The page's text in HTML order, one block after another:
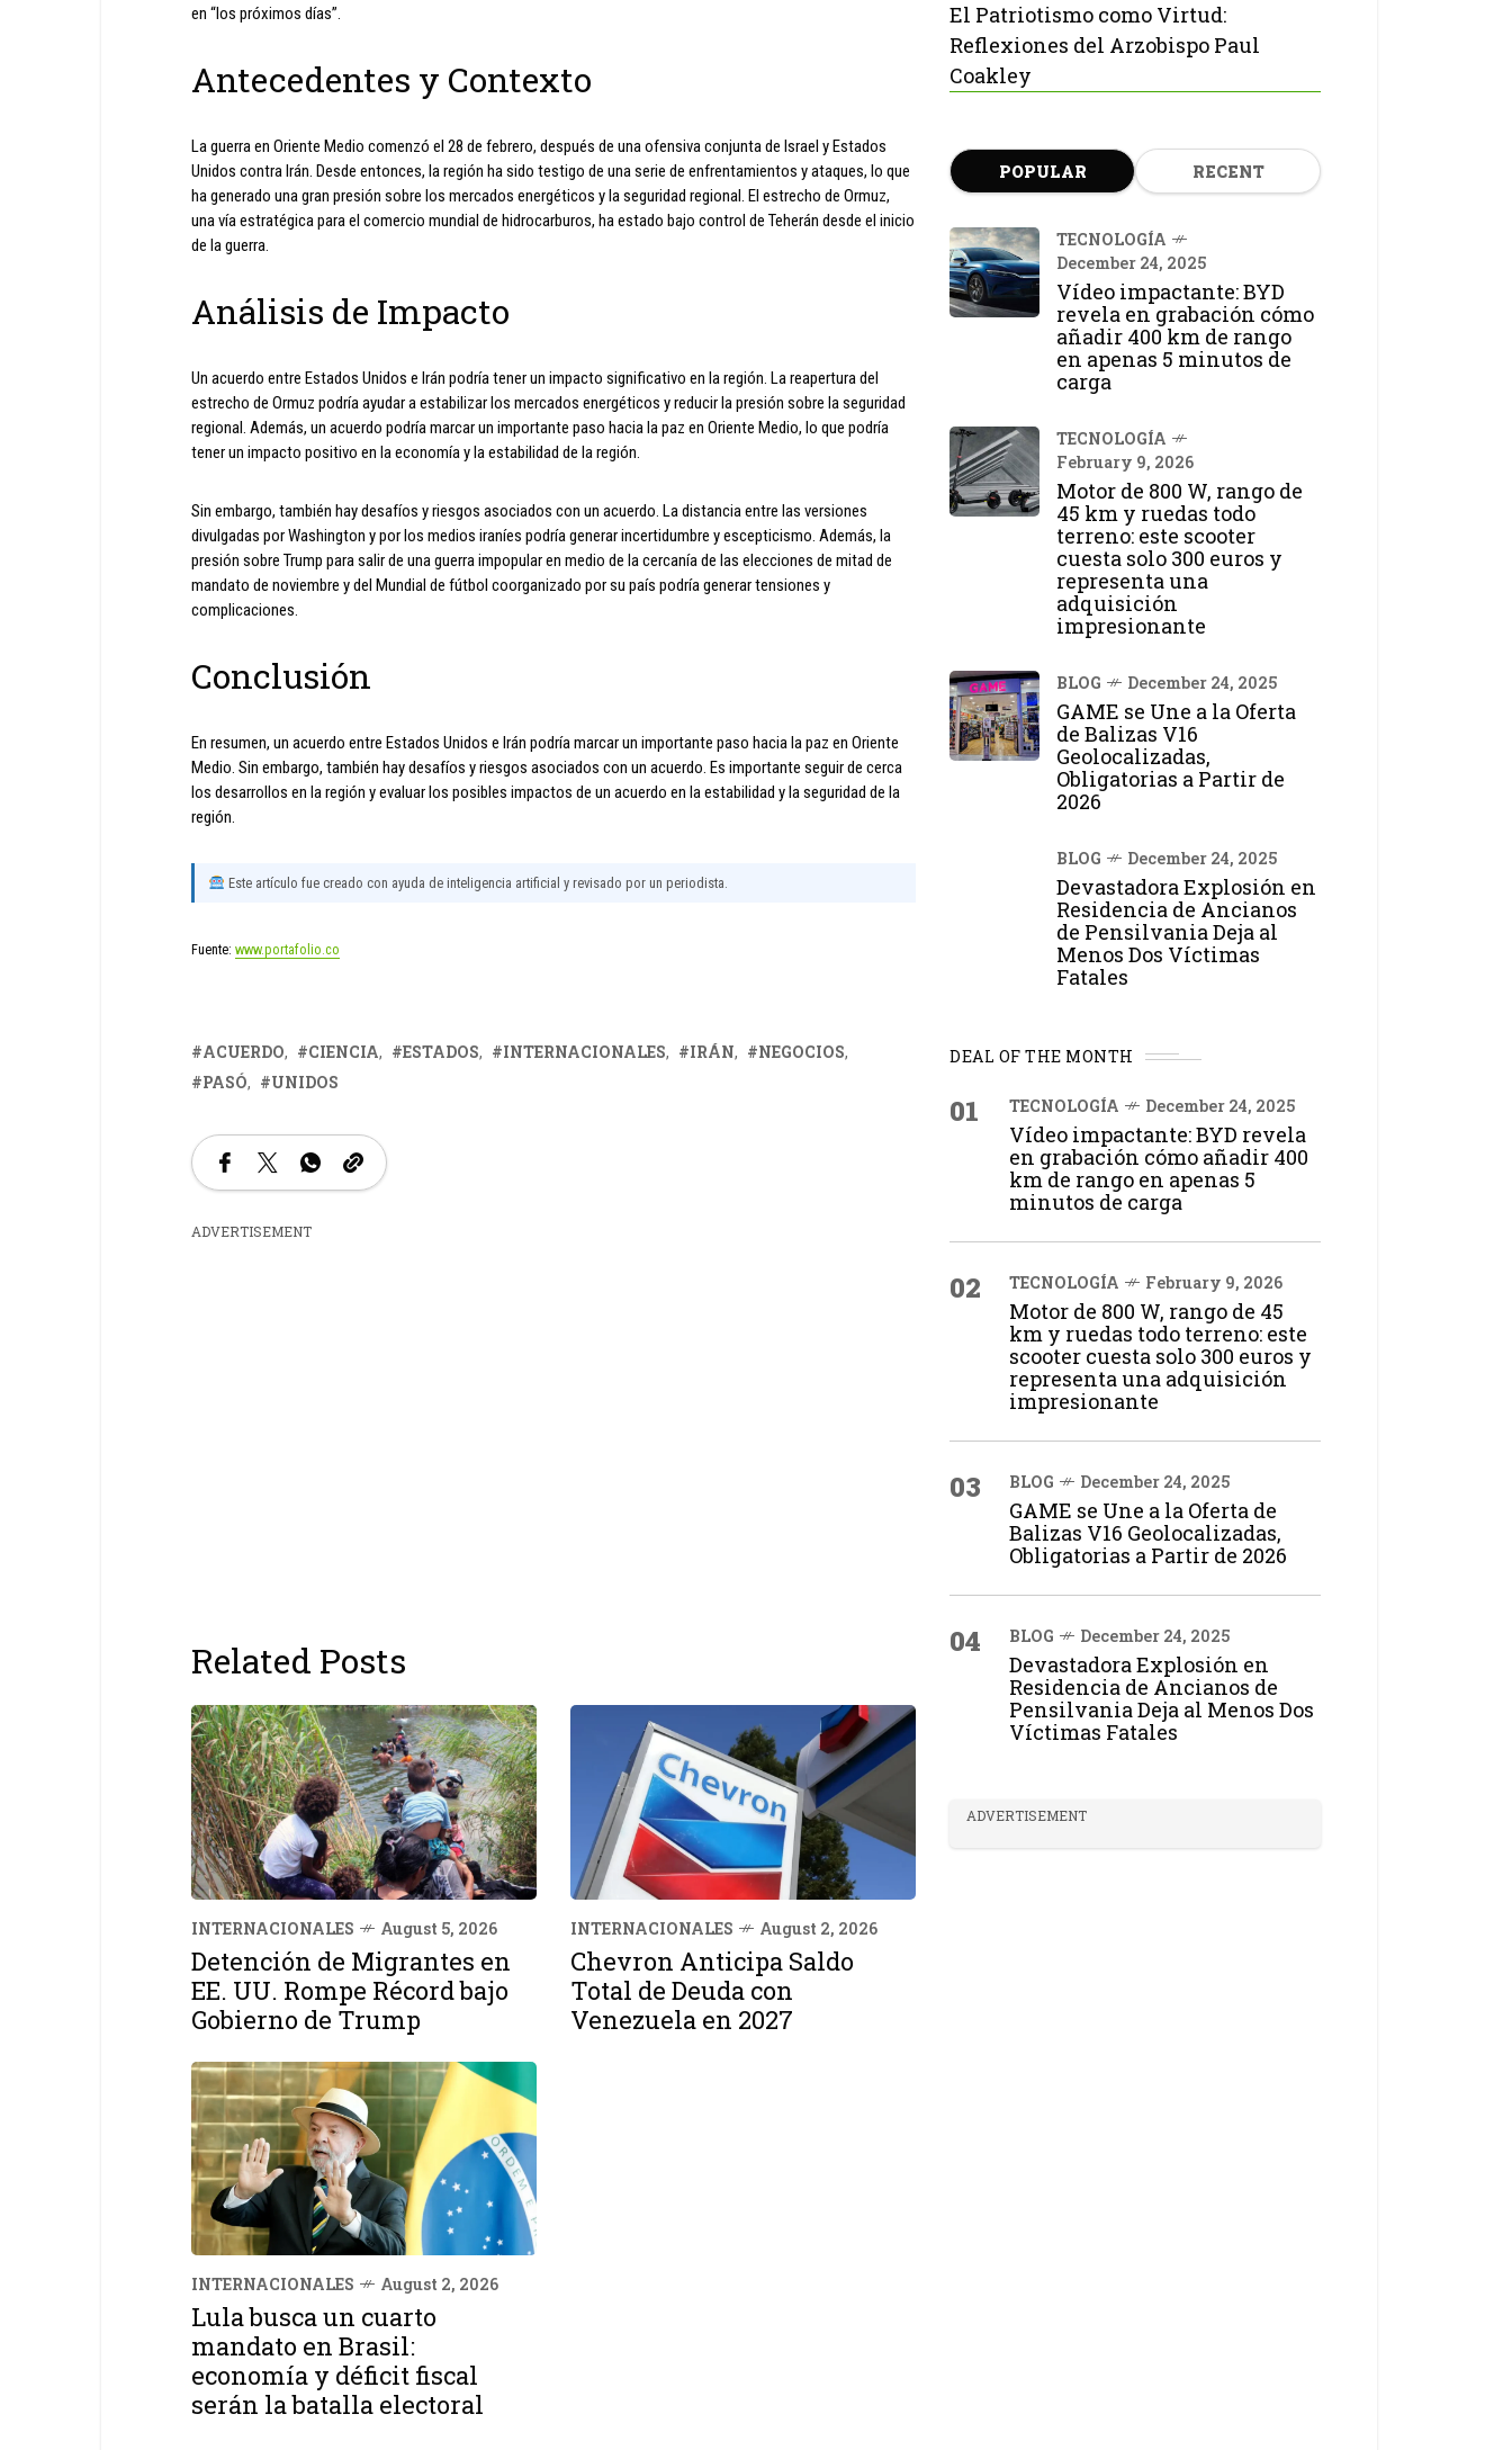
en “los próximos días”.
Antecedentes y Contexto
La guerra en Oriente Medio comenzó el 28 de febrero, después de una ofensiva conjunta de Israel y Estados
Unidos contra Irán. Desde entonces, la región ha sido testigo de una serie de enfrentamientos y ataques, lo que
ha generado una gran presión sobre los mercados energéticos y la seguridad regional. El estrecho de Ormuz,
una vía estratégica para el comercio mundial de hidrocarburos, ha estado bajo control de Teherán desde el inicio
de la guerra.
Análisis de Impacto
Un acuerdo entre Estados Unidos e Irán podría tener un impacto significativo en la región. La reapertura del
estrecho de Ormuz podría ayudar a estabilizar los mercados energéticos y reducir la presión sobre la seguridad
regional. Además, un acuerdo podría marcar un importante paso hacia la paz en Oriente Medio, lo que podría
tener un impacto positivo en la economía y la estabilidad de la región.
Sin embargo, también hay desafíos y riesgos asociados con un acuerdo. La distancia entre las versiones
divulgadas por Washington y por los medios iraníes podría generar incertidumbre y escepticismo. Además, la
presión sobre Trump para salir de una guerra impopular en medio de la cercanía de las elecciones de mitad de
mandato de noviembre y del Mundial de fútbol coorganizado por su país podría generar tensiones y
complicaciones.
Conclusión
En resumen, un acuerdo entre Estados Unidos e Irán podría marcar un importante paso hacia la paz en Oriente
Medio. Sin embargo, también hay desafíos y riesgos asociados con un acuerdo. Es importante seguir de cerca
los desarrollos en la región y evaluar los posibles impactos de un acuerdo en la estabilidad y la seguridad de la
región.
Este artículo fue creado con ayuda de inteligencia artificial y revisado por un periodista.
Fuente: www.portafolio.co
ACUERDO CIENCIA ESTADOS INTERNACIONALES IRÁN
NEGOCIOS
PASÓ
UNIDOS
ADVERTISEMENT
Related Posts
INTERNACIONALES August 5, 2026
Detención de Migrantes en
EE. UU. Rompe Récord bajo
Gobierno de Trump
INTERNACIONALES August 2, 2026
Chevron Anticipa Saldo
Total de Deuda con
Venezuela en 2027
INTERNACIONALES August 2, 2026
Lula busca un cuarto
mandato en Brasil:
economía y déficit fiscal
serán la batalla electoral
El Patriotismo como Virtud:
Reflexiones del Arzobispo Paul
Coakley
POPULAR RECENT
TECNOLOGÍA
December 24, 2025
Vídeo impactante: BYD
revela en grabación cómo
añadir 400 km de rango
en apenas 5 minutos de
carga
TECNOLOGÍA
February 9, 2026
Motor de 800 W, rango de
45 km y ruedas todo
terreno: este scooter
cuesta solo 300 euros y
representa una
adquisición
impresionante
BLOG December 24, 2025
GAME se Une a la Oferta
de Balizas V16
Geolocalizadas,
Obligatorias a Partir de
2026
BLOG December 24, 2025
Devastadora Explosión en
Residencia de Ancianos
de Pensilvania Deja al
Menos Dos Víctimas
Fatales
DEAL OF THE MONTH
01 TECNOLOGÍA December 24, 2025
Vídeo impactante: BYD revela
en grabación cómo añadir 400
km de rango en apenas 5
minutos de carga
02 TECNOLOGÍA February 9, 2026
Motor de 800 W, rango de 45
km y ruedas todo terreno: este
scooter cuesta solo 300 euros y
representa una adquisición
impresionante
03 BLOG December 24, 2025
GAME se Une a la Oferta de
Balizas V16 Geolocalizadas,
Obligatorias a Partir de 2026
04 BLOG December 24, 2025
Devastadora Explosión en
Residencia de Ancianos de
Pensilvania Deja al Menos Dos
Víctimas Fatales
ADVERTISEMENT